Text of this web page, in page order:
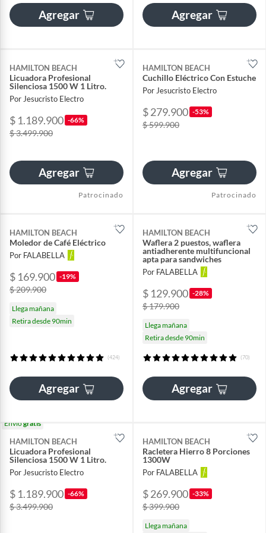
Agregar Agregar
HAMILTON BEACH
Licuadora Profesional
Silenciosa 1500 W 1 Litro.
Por Jesucristo Electro
$ 1.189.900 -66%
$ 3.499.900
Agregar
Patrocinado
HAMILTON BEACH
Cuchillo Eléctrico Con Estuche
Por Jesucristo Electro
$ 279.900 -53%
$ 599.900
Agregar
Patrocinado
HAMILTON BEACH
Moledor de Café Eléctrico
Por FALABELLA
$ 169.900 -19%
$ 209.900
Llega mañana
Retira desde 90min
(424)
Agregar
HAMILTON BEACH
Waflera 2 puestos, waflera
antiadherente multifuncional
apta para sandwiches
Por FALABELLA
$ 129.900 -28%
$ 179.900
Llega mañana
Retira desde 90min
(70)
Agregar
Envíogratis
HAMILTON BEACH
Licuadora Profesional
Silenciosa 1500 W 1 Litro.
Por Jesucristo Electro
$ 1.189.900 -66%
$ 3.499.900
HAMILTON BEACH
Racletera Hierro 8 Porciones
1300W
Por FALABELLA
$ 269.900 -33%
$ 399.900
Llega mañana